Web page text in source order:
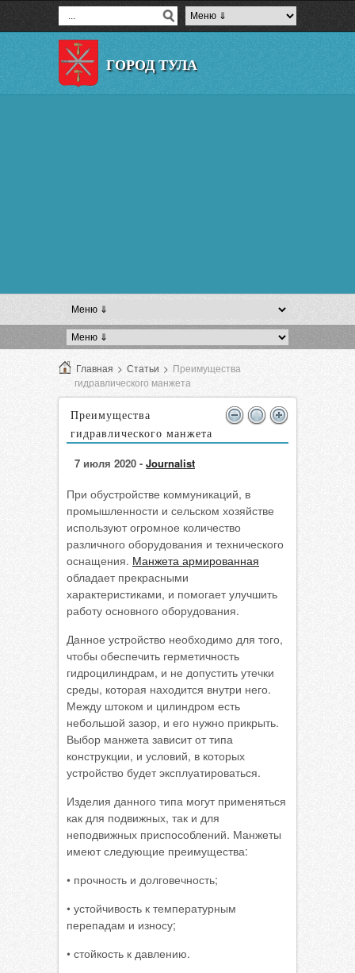
ГОРОД ТУЛА
Главная > Статьи > Преимущества
гидравлического манжета
Преимущества
гидравлического манжета
7 июля 2020 - Journalist
При обустройстве коммуникаций, в
промышленности и сельском хозяйстве
используют огромное количество
различного оборудования и технического
оснащения. Манжета армированная
обладает прекрасными
характеристиками, и помогает улучшить
работу основного оборудования.
Данное устройство необходимо для того,
чтобы обеспечить герметичность
гидроцилиндрам, и не допустить утечки
среды, которая находится внутри него.
Между штоком и цилиндром есть
небольшой зазор, и его нужно прикрыть.
Выбор манжета зависит от типа
конструкции, и условий, в которых
устройство будет эксплуатироваться.
Изделия данного типа могут применяться
как для подвижных, так и для
неподвижных приспособлений. Манжеты
имеют следующие преимущества:
• прочность и долговечность;
• устойчивость к температурным
перепадам и износу;
• стойкость к давлению.